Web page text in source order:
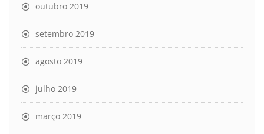
outubro 2019
setembro 2019
agosto 2019
julho 2019
março 2019